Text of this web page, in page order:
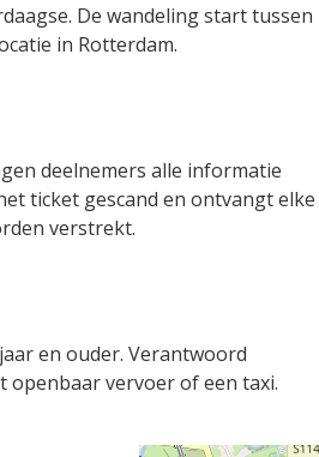
De wandeling start tussen
in Rotterdam.
deelnemers alle informatie
ticket gescand en ontvangt elke
verstrekt.
en ouder. Verantwoord
openbaar vervoer of een taxi.